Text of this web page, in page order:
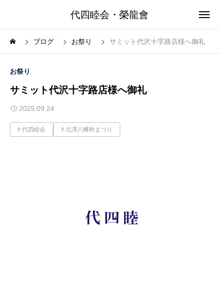
代四睦会・榮龍會
ブログ お祭り サミット代沢十字路店様へ御礼
お祭り
サミット代沢十字路店様へ御礼
2025.09.24
代四睦会 北澤八幡秋まつり